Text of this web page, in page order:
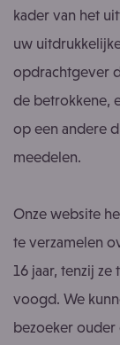
kader van het
uw
opdrachtgever
de betrokkene,
op een andere
meedelen.
Onze website
te verzamelen
16 jaar, tenzij
voogd. We
bezoeker ouder